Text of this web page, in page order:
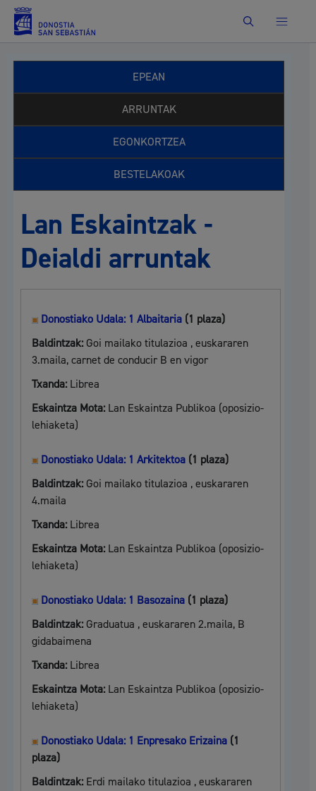
Bilatu
EPEAN
ARRUNTAK
EGONKORTZEA
BESTELAKOAK
Lan Eskaintzak -
Deialdi arruntak
Donostiako Udala: 1 Albaitaria(1 plaza)
Baldintzak: Goi mailako titulazioa , euskararen
3.maila, carnet de conducir B en vigor
Txanda: Librea
Eskaintza Mota: Lan Eskaintza Publikoa (oposizio-
lehiaketa)
Donostiako Udala: 1 Arkitektoa(1 plaza)
Baldintzak: Goi mailako titulazioa , euskararen
4.maila
Txanda: Librea
Eskaintza Mota: Lan Eskaintza Publikoa (oposizio-
lehiaketa)
Donostiako Udala: 1 Basozaina(1 plaza)
Baldintzak: Graduatua , euskararen 2.maila, B
gidabaimena
Txanda: Librea
Eskaintza Mota: Lan Eskaintza Publikoa (oposizio-
lehiaketa)
Donostiako Udala: 1 Enpresako Erizaina(1
plaza)
Baldintzak: Erdi mailako titulazioa , euskararen